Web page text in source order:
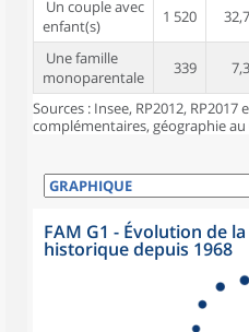
Un couple avec
enfant(s)
1 520 32,7
Une famille
monoparentale
339 7,3
Sources : Insee, RP2012,
complémentaires, géographie au
FAM G1 - Évolution de
historique depuis 1968